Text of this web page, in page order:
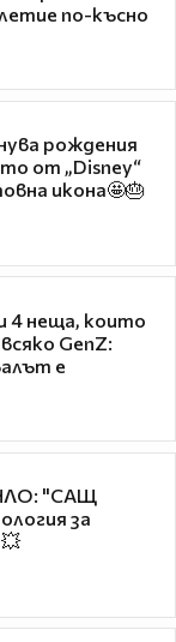
по-късно
рождения
от „Disney“
икона🤩🎂
4 неща, които
GenZ:
е
"САЩ
за